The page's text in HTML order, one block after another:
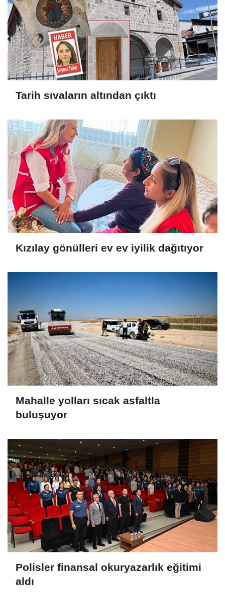
Tarih sıvaların altından çıktı
Kızılay gönülleri ev ev iyilik dağıtıyor
Mahalle yolları sıcak asfaltla
buluşuyor
Polisler finansal okuryazarlık eğitimi
aldı